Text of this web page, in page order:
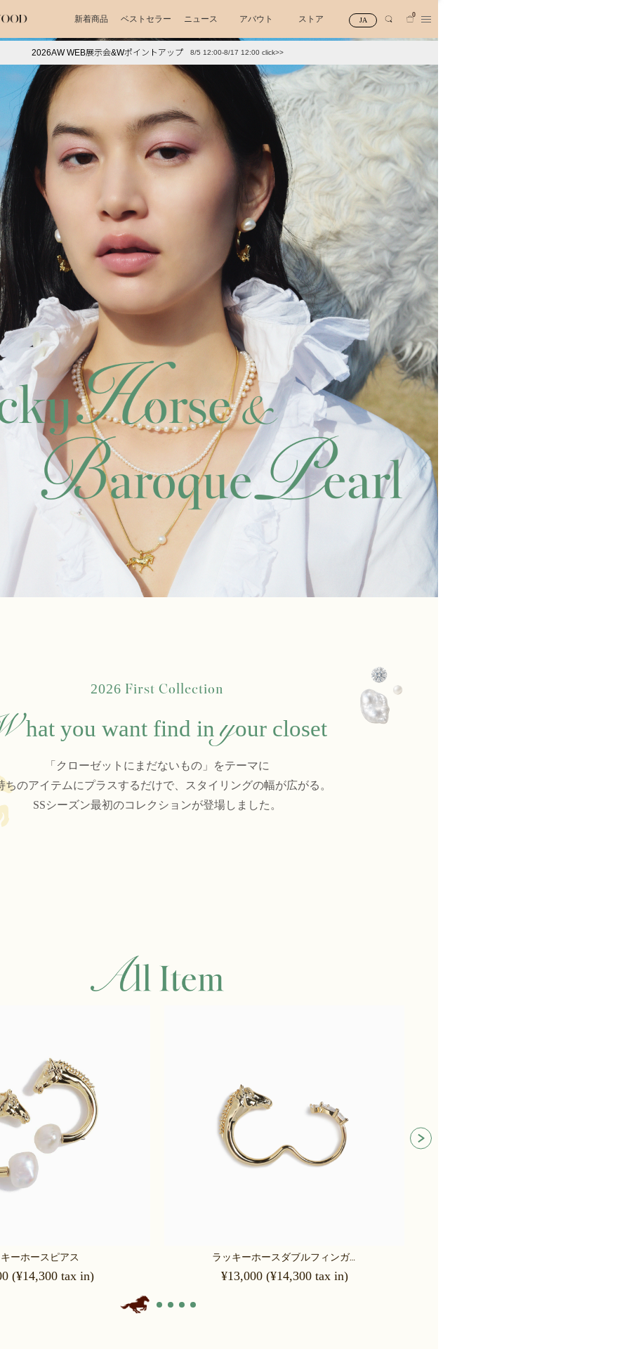
新着商品 ベストセラー ニュース アバウト ストア JA
0
プラアクセ #ランキング
し（通勤パールアクセ） ＃写真映えアクセ
2026AW WEB展示会&Wポイントアップ 8/5 12:00-8/17 12:00 click>>
2026 First Collection
hat you want find inyour closet
「クローゼットにまだないもの」をテーマに
ちのアイテムにプラスするだけで、スタイリングの幅が広がる。
SSシーズン最初のコレクションが登場しました。
ーホースピアス
(¥14,300 tax in)
ラッキーホースダブルフィンガーリング
¥13,000 (¥14,300 tax in)